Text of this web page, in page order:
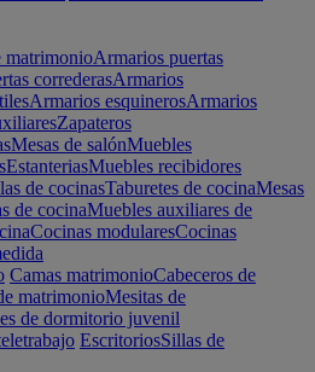
matrimonioArmarios puertas
correderasArmarios
Armarios esquinerosArmarios
Zapateros
Mesas de salónMuebles
EstanteriasMuebles recibidores
de cocinasTaburetes de cocinaMesas
de cocinaMuebles auxiliares de
Cocinas modularesCocinas
Camas matrimonioCabeceros de
matrimonioMesitas de
de dormitorio juvenil
EscritoriosSillas de